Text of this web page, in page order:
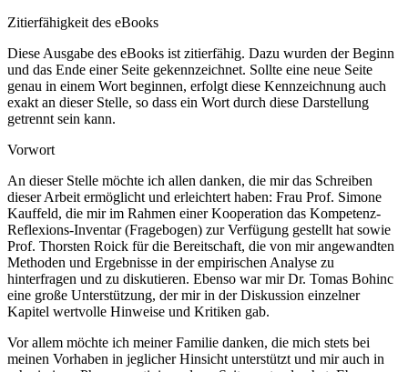
Zitierfähigkeit des eBooks
Diese Ausgabe des eBooks ist zitierfähig. Dazu wurden der Beginn
und das Ende einer Seite gekennzeichnet. Sollte eine neue Seite
genau in einem Wort beginnen, erfolgt diese Kennzeichnung auch
exakt an dieser Stelle, so dass ein Wort durch diese Darstellung
getrennt sein kann.
Vorwort
An dieser Stelle möchte ich allen danken, die mir das Schreiben
dieser Arbeit ermöglicht und erleichtert haben: Frau Prof. Simone
Kauffeld, die mir im Rahmen einer Kooperation das Kompetenz-
Reflexions-Inventar (Fragebogen) zur Verfügung gestellt hat sowie
Prof. Thorsten Roick für die Bereitschaft, die von mir angewandten
Methoden und Ergebnisse in der empirischen Analyse zu
hinterfragen und zu diskutieren. Ebenso war mir Dr. Tomas Bohinc
eine große Unterstützung, der mir in der Diskussion einzelner
Kapitel wertvolle Hinweise und Kritiken gab.
Vor allem möchte ich meiner Familie danken, die mich stets bei
meinen Vorhaben in jeglicher Hinsicht unterstützt und mir auch in